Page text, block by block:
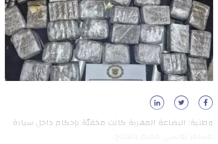
وطنية: البضاعة المهربة كانت مخفيّة بإحكام داخل سيارة